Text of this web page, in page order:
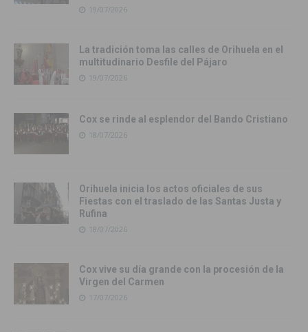
19/07/2026
La tradición toma las calles de Orihuela en el
multitudinario Desfile del Pájaro
19/07/2026
Cox se rinde al esplendor del Bando Cristiano
18/07/2026
Orihuela inicia los actos oficiales de sus
Fiestas con el traslado de las Santas Justa y
Rufina
18/07/2026
Cox vive su día grande con la procesión de la
Virgen del Carmen
17/07/2026